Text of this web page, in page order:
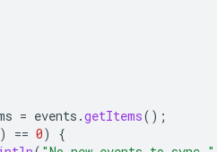
= events .getItems();
== 0)
{